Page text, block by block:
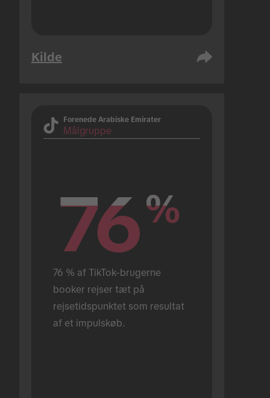
Kilde
Forenede Arabiske Emirater
Målgruppe
76%
76%
76 % af TikTok-brugerne
booker rejser tæt på
rejsetidspunktet som resultat
af et impulskøb.